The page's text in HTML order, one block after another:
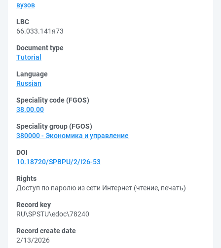
вузов
LBC
66.033.141я73
Document type
Tutorial
Language
Russian
Speciality code (FGOS)
38.00.00
Speciality group (FGOS)
380000 - Экономика и управление
DOI
10.18720/SPBPU/2/i26-53
Rights
Доступ по паролю из сети Интернет (чтение, печать)
Record key
RU\SPSTU\edoc\78240
Record create date
2/13/2026